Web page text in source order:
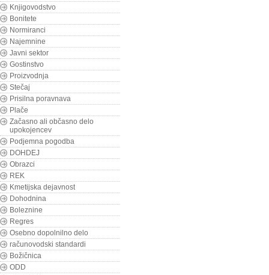
Knjigovodstvo
Bonitete
Normiranci
Najemnine
Javni sektor
Gostinstvo
Proizvodnja
Stečaj
Prisilna poravnava
Plače
Začasno ali občasno delo
upokojencev
Podjemna pogodba
DOHDEJ
Obrazci
REK
Kmetijska dejavnost
Dohodnina
Boleznine
Regres
Osebno dopolnilno delo
računovodski standardi
Božičnica
ODD